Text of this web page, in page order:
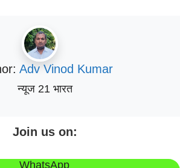
Adv Vinod Kumar
न्यूज 21 भारत
Join us on:
WhatsApp